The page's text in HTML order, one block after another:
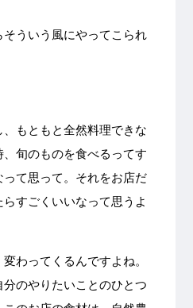
ういう風にやってこられ
、もともと全然料理できな
旬のものを食べるってす
て思って。それをお店だ
すごくいいなって思うよ
わってくるんですよね。
のやりたいことのひとつ